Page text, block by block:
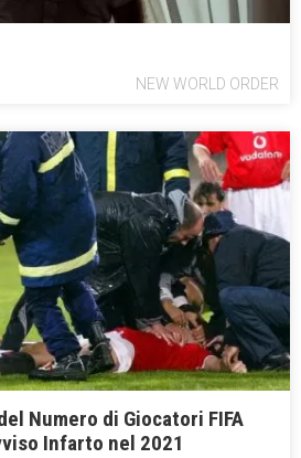
NEW WORLD ORDER
Numero di Giocatori FIFA
Infarto nel 2021